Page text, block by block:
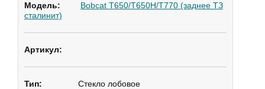
Bobcat T650/T650H/T770 (заднее ТЗ
сталинит)
Стекло лобовое